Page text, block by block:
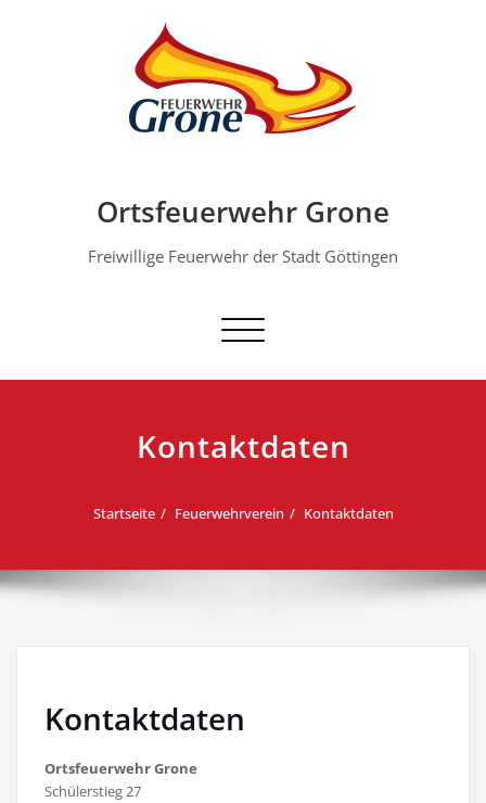
Ortsfeuerwehr Grone
Freiwillige Feuerwehr der Stadt Göttingen
Schalte Navigation
Kontaktdaten
Startseite Feuerwehrverein Kontaktdaten
Kontaktdaten
Ortsfeuerwehr Grone
Schülerstieg 27